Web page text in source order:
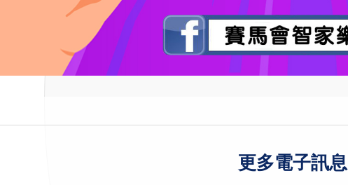
更多電子訊息